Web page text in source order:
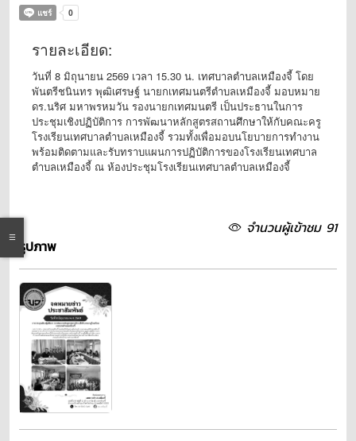
รายละเอียด:
วันที่ 8 มิถุนายน 2569 เวลา 15.30 น. เทศบาลตำบลเหมืองจี้ โดย
พันตรีชนินทร พุฒิเศรษฐ์ นายกเทศมนตรีตำบลเหมืองจี้ มอบหมาย
ดร.นริศ มหาพรหมวัน รองนายกเทศมนตรี เป็นประธานในการ
ประชุมเชิงปฏิบัติการ การพัฒนาหลักสูตรสถานศึกษาให้กับคณะครู
โรงเรียนเทศบาลตำบลเหมืองจี้ รวมทั้งเพื่อมอบนโยบายการทำงาน
พร้อมติดตามและรับทราบแผนการปฏิบัติการของโรงเรียนเทศบาล
ตำบลเหมืองจี้ ณ ห้องประชุมโรงเรียนเทศบาลตำบลเหมืองจี้
จำนวนผู้เข้าชม 91
รูปภาพ